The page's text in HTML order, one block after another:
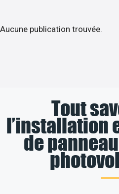
Aucune publication trouvée.
Tout
l’installation
de